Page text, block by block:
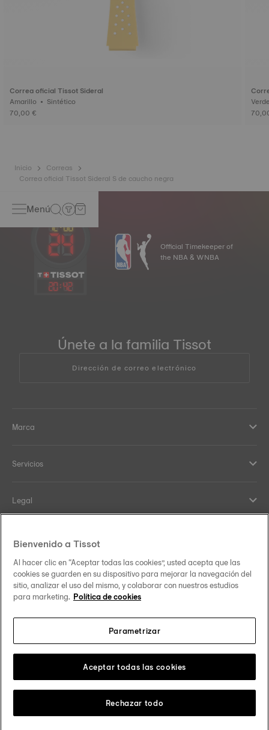
Correa oficial Tissot Sideral
Amarillo • Sintético
70,00 €
Inicio
Correas
Correa oficial Tissot Sideral S de caucho negra
Menú
20:43
Official Timekeeper of
the NBA & WNBA
Únete a la familia Tissot
Dirección de correo electrónico
Marca
Servicios
Legal
Nuestro compromiso
Síguenos en redes sociales
Cambiar país Tissot Copyrights 2026
Bienvenido a Tissot
Al hacer clic en “Aceptar todas las cookies”, usted acepta que las
cookies se guarden en su dispositivo para mejorar la navegación del
sitio, analizar el uso del mismo, y colaborar con nuestros estudios
para marketing. Política de cookies
Parametrizar
Rechazar todo
Aceptar todas las cookies